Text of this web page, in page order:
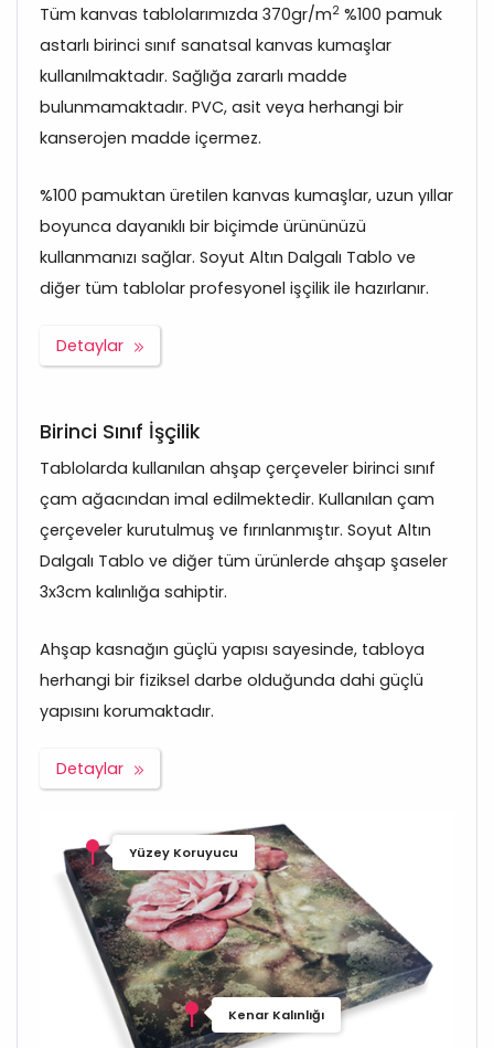
Tüm kanvas tablolarımızda 370gr/m2 %100 pamuk
astarlı birinci sınıf sanatsal kanvas kumaşlar
kullanılmaktadır. Sağlığa zararlı madde
bulunmamaktadır. PVC, asit veya herhangi bir
kanserojen madde içermez.
%100 pamuktan üretilen kanvas kumaşlar, uzun yıllar
boyunca dayanıklı bir biçimde ürününüzü
kullanmanızı sağlar. Soyut Altın Dalgalı Tablo ve
diğer tüm tablolar profesyonel işçilik ile hazırlanır.
Detaylar
Birinci Sınıf İşçilik
Tablolarda kullanılan ahşap çerçeveler birinci sınıf
çam ağacından imal edilmektedir. Kullanılan çam
çerçeveler kurutulmuş ve fırınlanmıştır. Soyut Altın
Dalgalı Tablo ve diğer tüm ürünlerde ahşap şaseler
3x3cm kalınlığa sahiptir.
Ahşap kasnağın güçlü yapısı sayesinde, tabloya
herhangi bir fiziksel darbe olduğunda dahi güçlü
yapısını korumaktadır.
Detaylar
Yüzey Koruyucu
Kenar Kalınlığı